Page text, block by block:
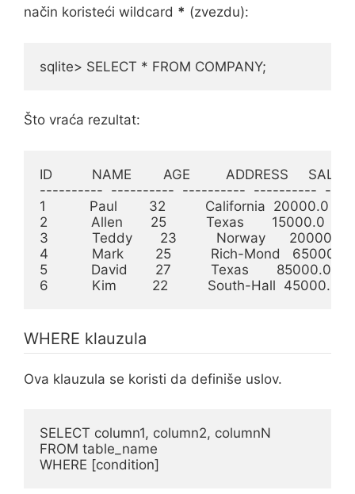
način koristeći wildcard * (zvezdu):
sqlite> SELECT * FROM COMPANY;
Što vraća rezultat:
ID          NAME        AGE         ADDRESS
----------  ----------  ----------  ----------
1           Paul        32          California  20000.0
2           Allen       25          Texas       15000.0
3           Teddy       23          Norway      20000.0
4           Mark        25          Rich-Mond   65000.0
5           David       27          Texas       85000.0
6           Kim         22          South-Hall  45000.0
WHERE klauzula
Ova klauzula se koristi da definiše uslov.
SELECT column1, column2, columnN
FROM table_name
WHERE [condition]